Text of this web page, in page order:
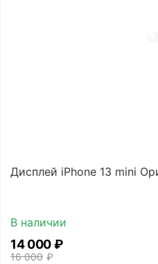
Дисплей iPhone 13 mini
В наличии
16 000 ₽
14 000₽